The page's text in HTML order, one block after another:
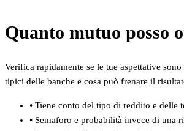
Quanto mutuo posso
Verifica rapidamente se le tue aspettative
tipici delle banche e cosa può frenare il
• Tiene conto del tipo di reddito e delle
• Semaforo e probabilità invece di una